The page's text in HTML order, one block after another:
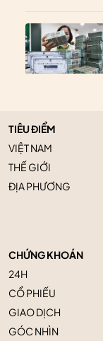
TIÊU ĐIỂM
VIỆT NAM
THẾ GIỚI
ĐỊA PHƯƠNG
CHỨNG KHOÁN
24H
CỔ PHIẾU
GIAO DỊCH
GÓC NHÌN